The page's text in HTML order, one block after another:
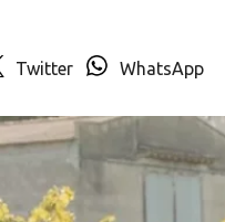
Twitter WhatsApp